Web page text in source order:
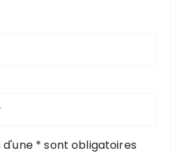
d'une * sont obligatoires